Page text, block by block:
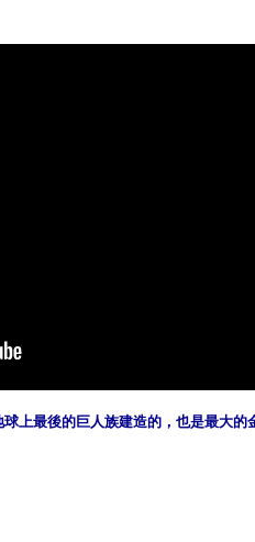
上最後的巨人族建造的，也是最大的